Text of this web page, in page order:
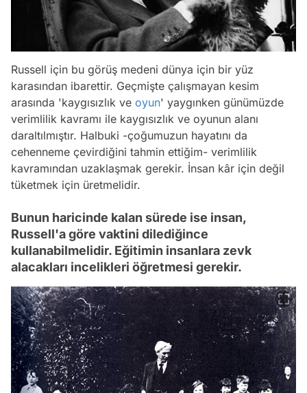
Russell için bu görüş medeni dünya için bir yüz
karasından ibarettir. Geçmişte çalışmayan kesim
arasında 'kaygısızlık ve oyun' yaygınken günümüzde
verimlilik kavramı ile kaygısızlık ve oyunun alanı
daraltılmıştır. Halbuki -çoğumuzun hayatını da
cehenneme çevirdiğini tahmin ettiğim- verimlilik
kavramından uzaklaşmak gerekir. İnsan kâr için değil
tüketmek için üretmelidir.
Bunun haricinde kalan sürede ise insan,
Russell'a göre vaktini dilediğince
kullanabilmelidir. Eğitimin insanlara zevk
alacakları incelikleri öğretmesi gerekir.